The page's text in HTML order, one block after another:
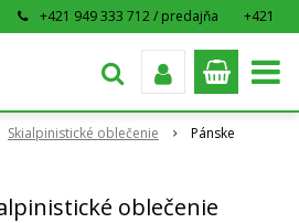
+421 949 333 712 / predajňa
+421
Skialpinistické oblečenie
Pánske
oblečenie